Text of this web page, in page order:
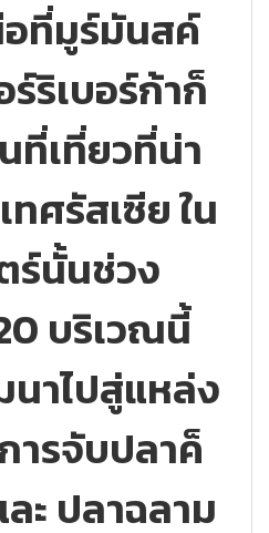
อที่มูร์มันสค์
ร์ริเบอร์ก้าก็
ที่เที่ยวที่น่า
ทศรัสเซีย ใน
ร์นั้นช่วง
บริเวณนี้
าไปสู่แหล่ง
ารจับปลาค็
ะ ปลาฉลาม